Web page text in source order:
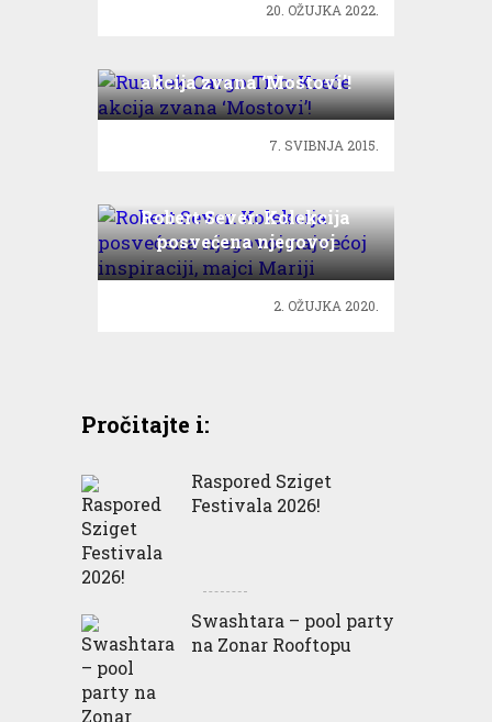
20. OŽUJKA 2022.
akcija zvana ‘Mostovi’!
7. SVIBNJA 2015.
Robert Sever: Kolekcija
posvećena njegovoj
najvećoj inspiraciji, majci
2. OŽUJKA 2020.
Pročitajte i:
Raspored Sziget
Festivala 2026!
Swashtara – pool party
na Zonar Rooftopu